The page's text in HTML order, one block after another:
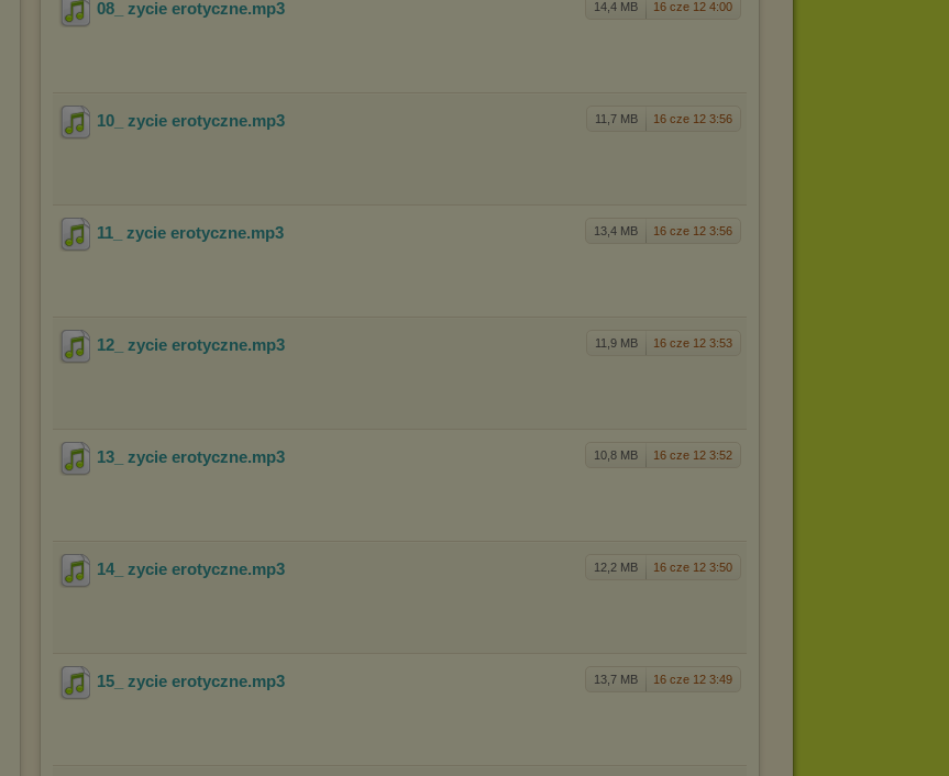
14,4 MB 16 cze 12 4:00
08_ zycie erotyczne.mp3
11,7 MB 16 cze 12 3:56
10_ zycie erotyczne.mp3
13,4 MB 16 cze 12 3:56
11_ zycie erotyczne.mp3
11,9 MB 16 cze 12 3:53
12_ zycie erotyczne.mp3
10,8 MB 16 cze 12 3:52
13_ zycie erotyczne.mp3
12,2 MB 16 cze 12 3:50
14_ zycie erotyczne.mp3
13,7 MB 16 cze 12 3:49
15_ zycie erotyczne.mp3